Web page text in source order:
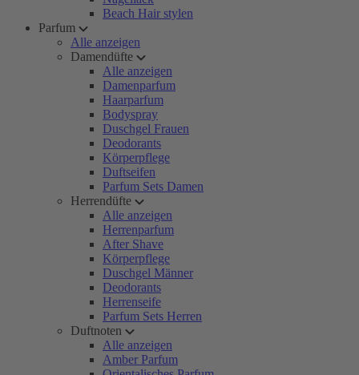
Beach Hair stylen
Parfum
Alle anzeigen
Damendüfte
Alle anzeigen
Damenparfum
Haarparfum
Bodyspray
Duschgel Frauen
Deodorants
Körperpflege
Duftseifen
Parfum Sets Damen
Herrendüfte
Alle anzeigen
Herrenparfum
After Shave
Körperpflege
Duschgel Männer
Deodorants
Herrenseife
Parfum Sets Herren
Duftnoten
Alle anzeigen
Amber Parfum